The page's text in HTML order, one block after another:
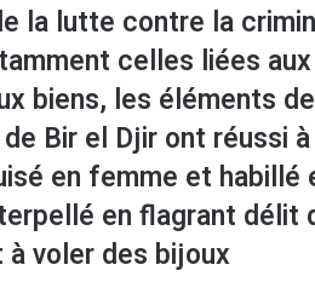
la lutte contre la
celles liées
biens, les éléments
Bir el Djir ont réussi
en femme et habillé
en flagrant délit
à voler des bijoux